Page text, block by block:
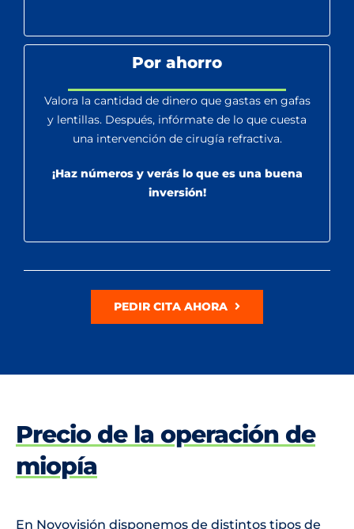
Por ahorro
Valora la cantidad de dinero que gastas en gafas
y lentillas. Después, infórmate de lo que cuesta
una intervención de cirugía refractiva.
¡Haz números y verás lo que es una buena
inversión!
PEDIR CITA AHORA
Precio de la operación de
miopía
En Novovisión disponemos de distintos tipos de